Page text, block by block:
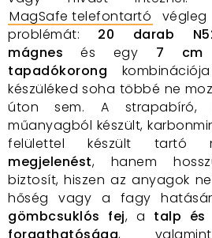
MagSafe telefontartó
problémát: 20 darab
mágnes és egy 7 cm
tapadókorong
készüléked soha többé ne
úton sem. A strapabíró,
műanyagból készült,
felülettel készült tartó
megjelenést, hanem
biztosít, hiszen az anyagok
hőség vagy a fagy
gömbcsuklós fej, a talp és